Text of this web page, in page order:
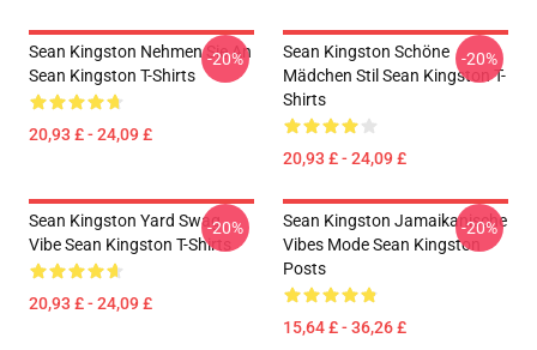
Sean Kingston Nehmen Sie An
Sean Kingston T-Shirts
20,93 £ - 24,09 £
-20%
Sean Kingston Schöne
Mädchen Stil Sean Kingston T-
Shirts
20,93 £ - 24,09 £
-20%
Sean Kingston Yard Swag
Vibe Sean Kingston T-Shirts
20,93 £ - 24,09 £
-20%
Sean Kingston Jamaikanische
Vibes Mode Sean Kingston
Posts
15,64 £ - 36,26 £
-20%